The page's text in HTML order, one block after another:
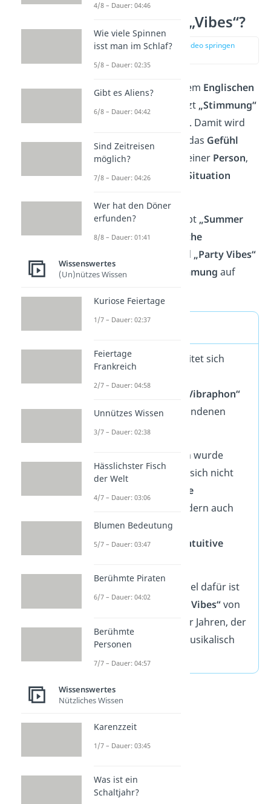
Was bedeutet „Vibes“?
zur Stelle im Video springen
„Vibes“ stammt aus dem Englischen
und bedeutet übersetzt „Stimmung“
. Damit wird
die
Atmosphäre oder das Gefühl
beschrieben, das von einer Person,
einemOrtoder einer
Situation
Zum Beispiel beschreibt „Summer
Vibes“einesommerliche
, während „Party Vibes“
dieausgelassene Stimmung auf
Wortherkunft
Der Begriff
leitet sich
„Vibraphon“
und der damit verbundenen
Vibrationab.
In den 1960er Jahren wurde
daraus„Vibes“, was sich nicht
musikalische
, sondern auch
auf dieemotionale
Ausstrahlung
intuitive
Ein bekanntes Beispiel dafür ist
der Song
„Hardcore Vibes“von
Dune aus den 1990er Jahren, der
dieTechno-Kultur
musikalisch
einfing.
4/8 – Dauer: 04:46
Wie viele Spinnen
isst man im Schlaf?
5/8 – Dauer: 02:35
Gibt es Aliens?
6/8 – Dauer: 04:42
Sind Zeitreisen
möglich?
7/8 – Dauer: 04:26
Wer hat den Döner
erfunden?
8/8 – Dauer: 01:41
Wissenswertes
(Un)nützes Wissen
Kuriose Feiertage
1/7 – Dauer: 02:37
Feiertage
Frankreich
2/7 – Dauer: 04:58
Unnützes Wissen
3/7 – Dauer: 02:38
Hässlichster Fisch
der Welt
4/7 – Dauer: 03:06
Blumen Bedeutung
5/7 – Dauer: 03:47
Berühmte Piraten
6/7 – Dauer: 04:02
Berühmte
Personen
7/7 – Dauer: 04:57
Wissenswertes
Nützliches Wissen
Karenzzeit
1/7 – Dauer: 03:45
Was ist ein
Schaltjahr?